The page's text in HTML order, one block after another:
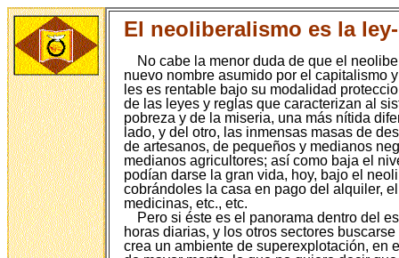
El neoliberalismo es la
No cabe la menor duda de que el
nuevo nombre asumido por el capitalismo
les es rentable bajo su modalidad
de las leyes y reglas que caracterizan al
pobreza y de la miseria, una más nítida
lado, y del otro, las inmensas masas de
de artesanos, de pequeños y medianos
medianos agricultores; así como baja el
podían darse la gran vida, hoy, bajo el
cobrándoles la casa en pago del alquiler,
medicinas, etc., etc.
Pero si éste es el panorama dentro del
horas diarias, y los otros sectores
crea un ambiente de superexplotación, en